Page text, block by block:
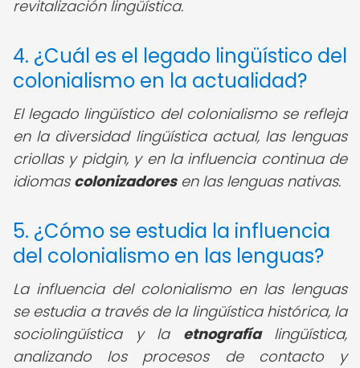
revitalización lingüística.
4. ¿Cuál es el legado lingüístico del
colonialismo en la actualidad?
El legado lingüístico del colonialismo se refleja
en la diversidad lingüística actual, las lenguas
criollas y pidgin, y en la influencia continua de
idiomas colonizadoresen las lenguas nativas.
5. ¿Cómo se estudia la influencia
del colonialismo en las lenguas?
La influencia del colonialismo en las lenguas
se estudia a través de la lingüística histórica, la
sociolingüística y la etnografíalingüística,
analizando los procesos de contacto y